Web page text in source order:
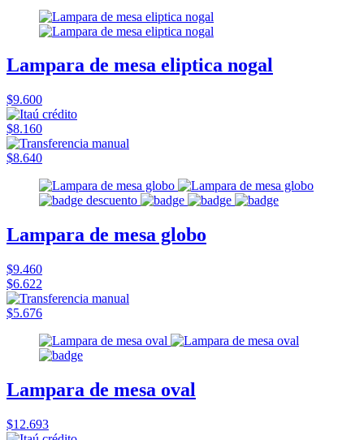
Lampara de mesa eliptica nogal
$9.600
$8.160
$8.640
Lampara de mesa globo
$9.460
$6.622
$5.676
Lampara de mesa oval
$12.693